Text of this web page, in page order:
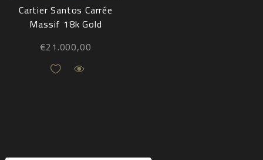
Cartier Santos Carrée
Massif 18k Gold
€21.000,00